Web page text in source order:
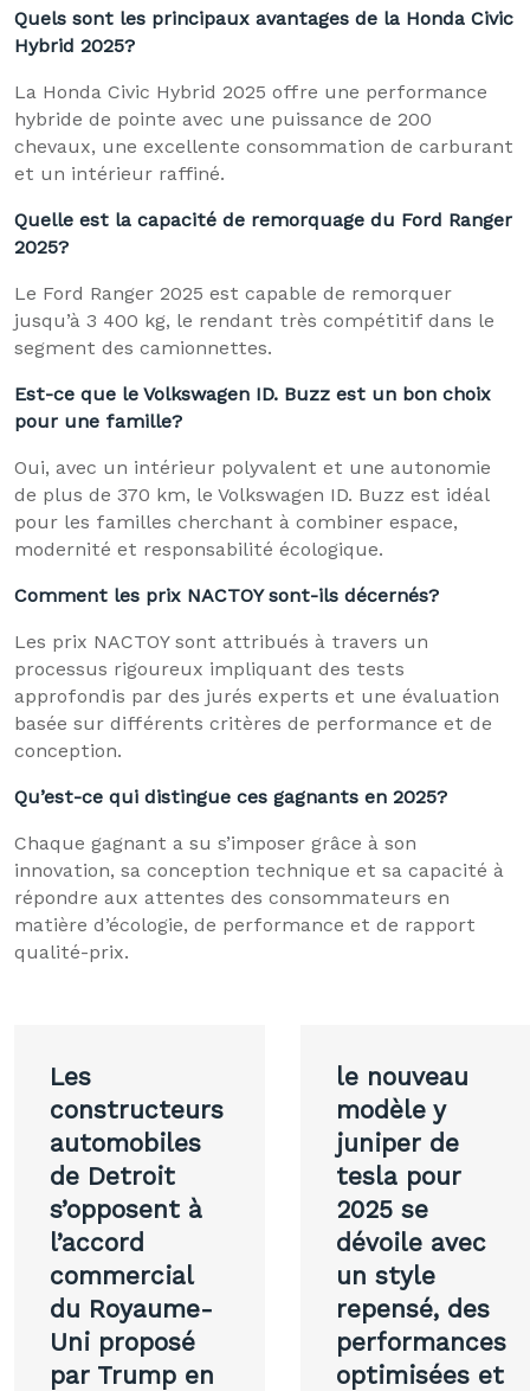
Quels sont les principaux avantages de la Honda Civic
Hybrid 2025?
La Honda Civic Hybrid 2025 offre une performance
hybride de pointe avec une puissance de 200
chevaux, une excellente consommation de carburant
et un intérieur raffiné.
Quelle est la capacité de remorquage du Ford Ranger
2025?
Le Ford Ranger 2025 est capable de remorquer
jusqu’à 3 400 kg, le rendant très compétitif dans le
segment des camionnettes.
Est-ce que le Volkswagen ID. Buzz est un bon choix
pour une famille?
Oui, avec un intérieur polyvalent et une autonomie
de plus de 370 km, le Volkswagen ID. Buzz est idéal
pour les familles cherchant à combiner espace,
modernité et responsabilité écologique.
Comment les prix NACTOY sont-ils décernés?
Les prix NACTOY sont attribués à travers un
processus rigoureux impliquant des tests
approfondis par des jurés experts et une évaluation
basée sur différents critères de performance et de
conception.
Qu’est-ce qui distingue ces gagnants en 2025?
Chaque gagnant a su s’imposer grâce à son
innovation, sa conception technique et sa capacité à
répondre aux attentes des consommateurs en
matière d’écologie, de performance et de rapport
qualité-prix.
de
l’article
Les
constructeurs
automobiles
de Detroit
s’opposent à
l’accord
commercial
du Royaume-
Uni proposé
par Trump en
le nouveau
modèle y
juniper de
tesla pour
2025 se
dévoile avec
un style
repensé, des
performances
optimisées et